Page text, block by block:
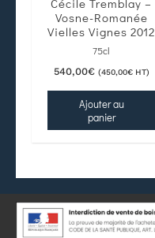
Vosne-Romanée
Vielles Vignes 2012
75cl
540,00€ (450,00€HT)
Ajouter au
panier